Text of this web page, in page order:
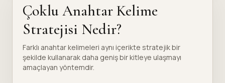
Çoklu Anahtar Kelime
Stratejisi Nedir?
Farklı anahtar kelimeleri aynı içerikte stratejik bir
şekilde kullanarak daha geniş bir kitleye ulaşmayı
amaçlayan yöntemdir.